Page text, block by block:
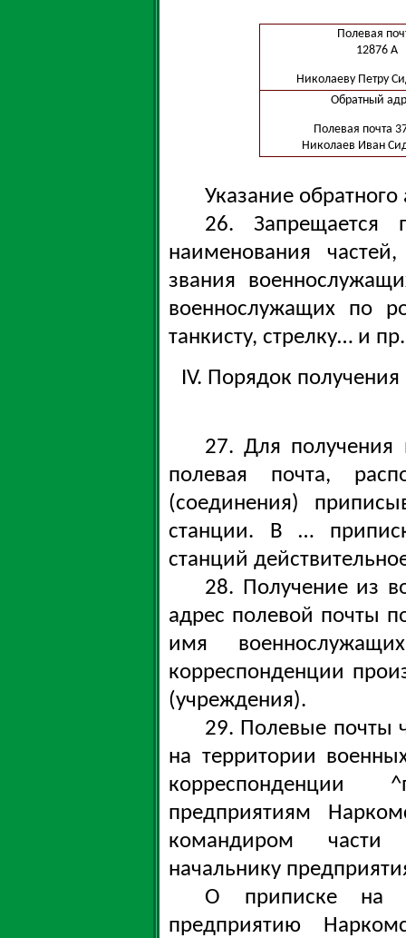
Полевая
12876 А
Николаеву Петру
Обратный
Полевая почта
Николаев Иван
Указание
26. Запрещается
наименования
звания
военнослужащих по
танкисту, стрелку… и пр.
IV. Порядок
27. Для получения
полевая почта,
(соединения)
станции. В …
станций
28. Получение из
адрес полевой почты
имя
корреспонденции
(учреждения).
29. Полевые почты
на территории
корреспонденции
предприятиям
командиром части
начальнику
О приписке на
предприятию